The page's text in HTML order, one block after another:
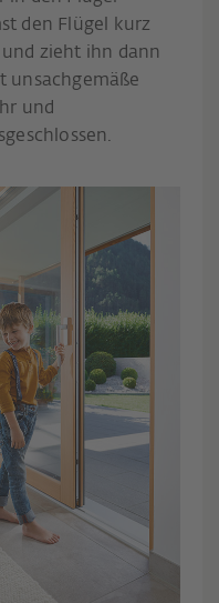
den Flügel kurz
zieht ihn dann
unsachgemäße
und